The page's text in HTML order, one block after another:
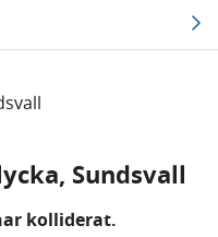
Sundsvall
kolliderat.